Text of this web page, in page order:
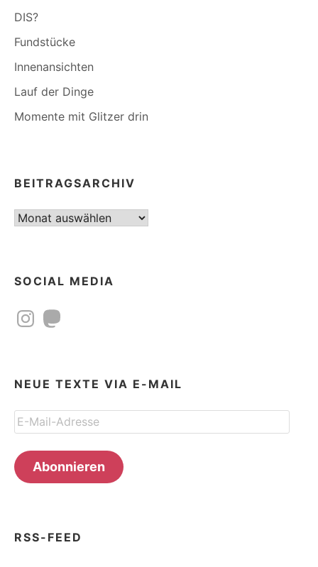
DIS?
Fundstücke
Innenansichten
Lauf der Dinge
Momente mit Glitzer drin
BEITRAGSARCHIV
Beitragsarchiv
SOCIAL MEDIA
InstagramMastodon
NEUE TEXTE VIA E-MAIL
E-
Mail-
Adresse
Abonnieren
RSS-FEED